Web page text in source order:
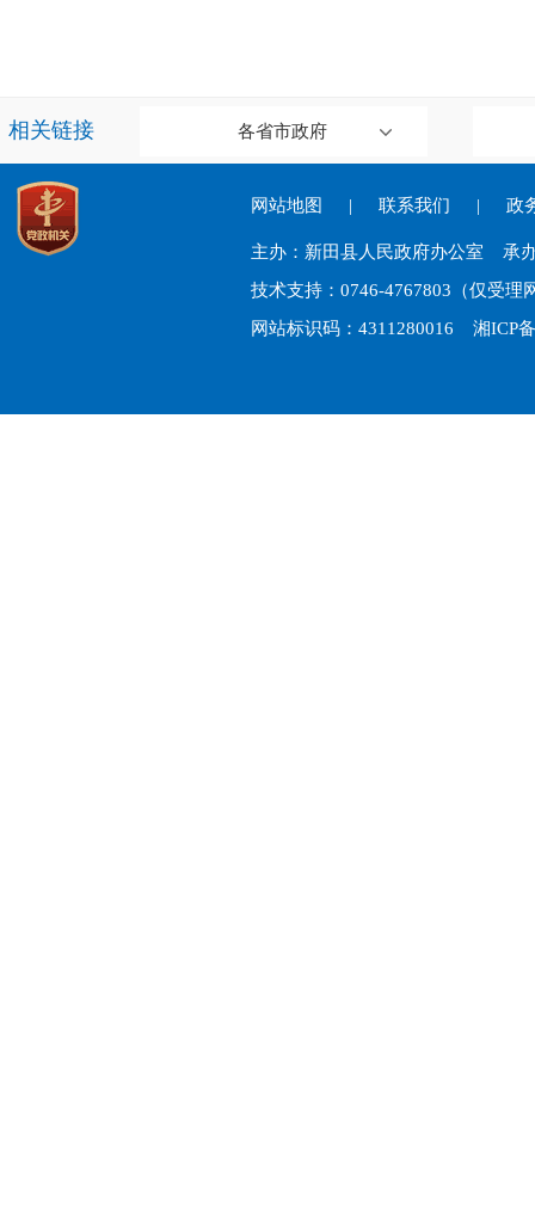
相关链接 各省市政府
网站地图 | 联系我们 | 政
主办：新田县人民政府办公室 承
技术支持：0746-4767803（仅受理
网站标识码：4311280016 湘ICP